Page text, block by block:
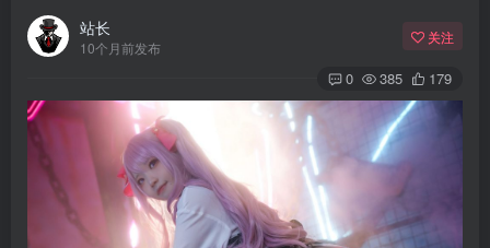
站长
10个月前发布
关注
0 385 179